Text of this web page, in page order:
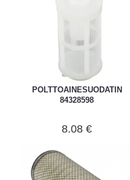
POLTTOAINESUODATIN
84328598
8.08 €